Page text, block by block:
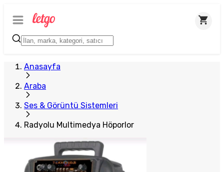
Anasayfa
Araba
Ses & Görüntü Sistemleri
Radyolu Multimedya Höporlor